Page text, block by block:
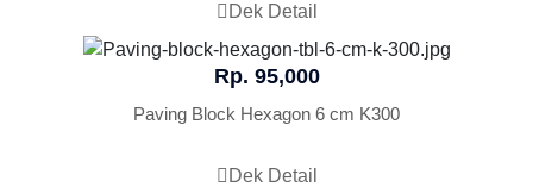
Dek Detail
Rp. 95,000
Paving Block Hexagon 6 cm K300
Dek Detail